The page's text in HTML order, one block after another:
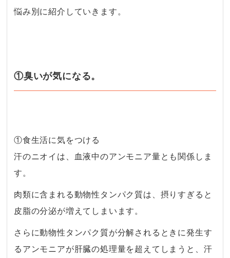
悩み別に紹介していきます。
①臭いが気になる。
①食生活に気をつける
汗のニオイは、血液中のアンモニア量とも関係しま
す。
肉類に含まれる動物性タンパク質は、摂りすぎると
皮脂の分泌が増えてしまいます。
さらに動物性タンパク質が分解されるときに発生す
るアンモニアが肝臓の処理量を超えてしまうと、汗